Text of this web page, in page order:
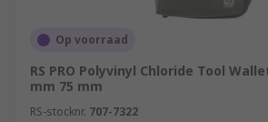
Op voorraad
RS PRO Polyvinyl Chloride Tool
mm 75 mm
RS-stocknr. 707-7322